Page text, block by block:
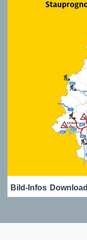
Bild-Infos Download